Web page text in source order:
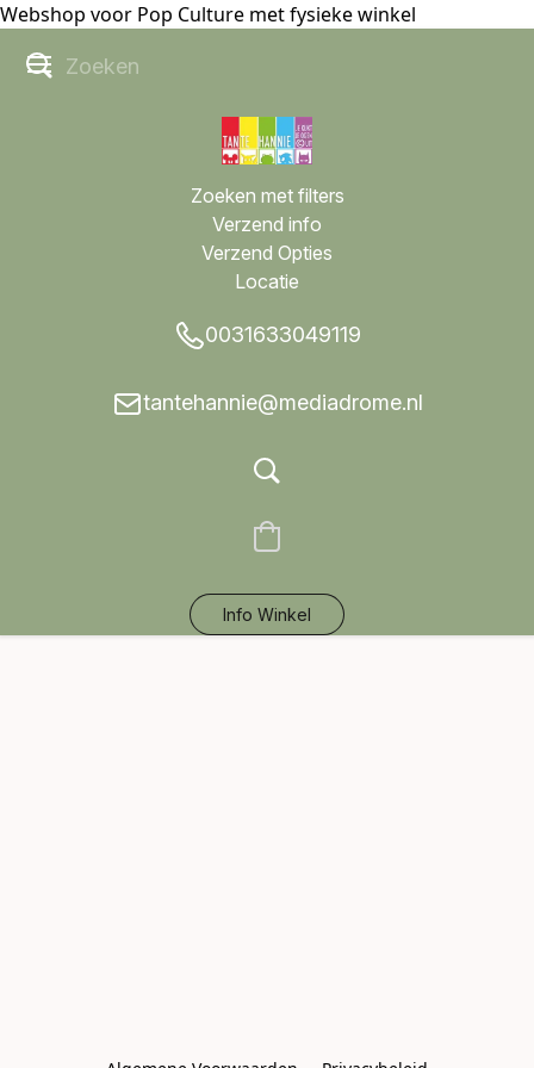
Webshop voor Pop Culture met fysieke winkel
Zoeken met filters
Verzend info
Verzend Opties
Locatie
0031633049119
tantehannie@mediadrome.nl
Info Winkel